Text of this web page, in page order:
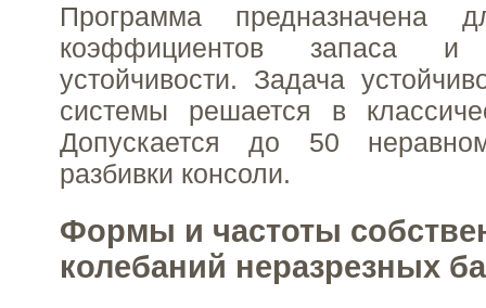
Программа предназначена
коэффициентов запаса
устойчивости. Задача
системы решается в
Допускается до 50
разбивки консоли.
Формы и частоты
колебаний неразрезных